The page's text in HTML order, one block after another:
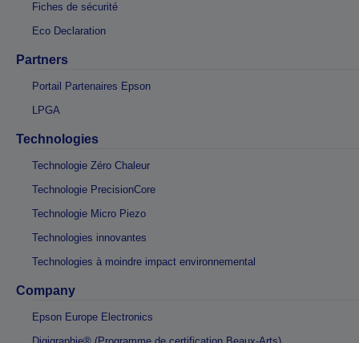
Fiches de sécurité
Eco Declaration
Partners
Portail Partenaires Epson
LPGA
Technologies
Technologie Zéro Chaleur
Technologie PrecisionCore
Technologie Micro Piezo
Technologies innovantes
Technologies à moindre impact environnemental
Company
Epson Europe Electronics